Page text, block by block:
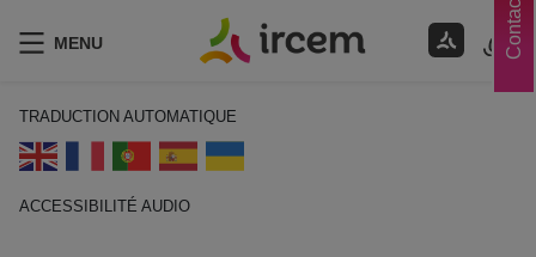
Contacts
MENU
TRADUCTION AUTOMATIQUE
ACCESSIBILITÉ AUDIO